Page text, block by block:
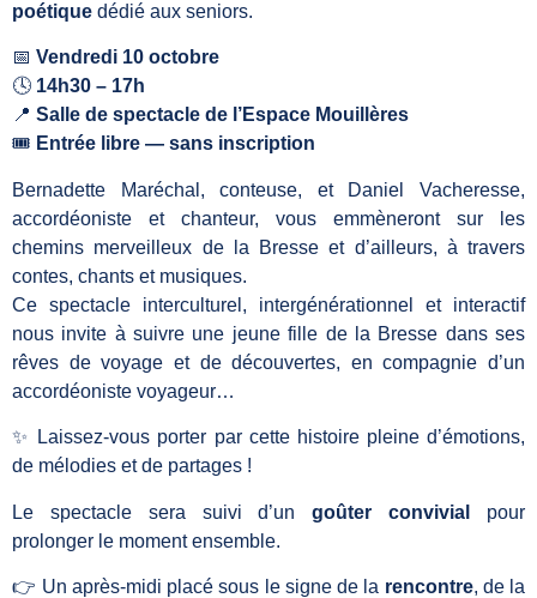
poétique dédié aux seniors.
📅 Vendredi 10 octobre
🕓 14h30 – 17h
📍 Salle de spectacle de l’Espace Mouillères
🎟 Entrée libre — sans inscription
Bernadette Maréchal, conteuse, et Daniel Vacheresse,
accordéoniste et chanteur, vous emmèneront sur les
chemins merveilleux de la Bresse et d’ailleurs, à travers
contes, chants et musiques.
Ce spectacle interculturel, intergénérationnel et interactif
nous invite à suivre une jeune fille de la Bresse dans ses
rêves de voyage et de découvertes, en compagnie d’un
accordéoniste voyageur…
✨ Laissez-vous porter par cette histoire pleine d’émotions,
de mélodies et de partages !
Le spectacle sera suivi d’ungoûter convivial
pour
prolonger le moment ensemble.
👉 Un après-midi placé sous le signe de la rencontre, de la